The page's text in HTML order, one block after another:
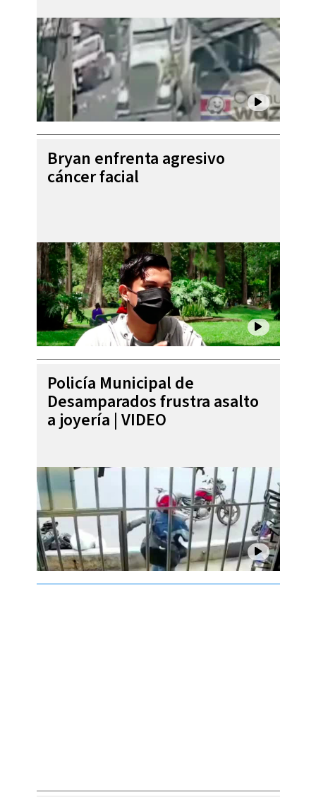
Bryan enfrenta agresivo
cáncer facial
Policía Municipal de
Desamparados frustra asalto
a joyería | VIDEO